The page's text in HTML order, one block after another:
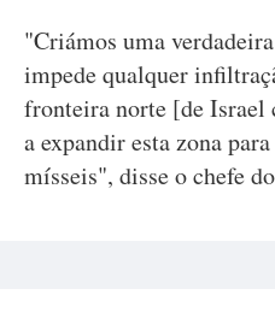
"Criámos uma
impede qualquer
fronteira norte [de Israel
a expandir esta zona
mísseis", disse o chefe